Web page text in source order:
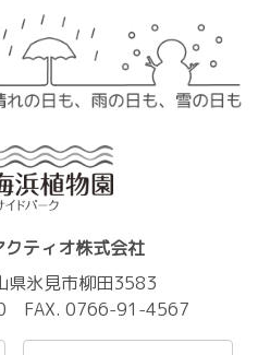
ティオ株式会社
氷見市柳田3583
FAX. 0766-91-4567